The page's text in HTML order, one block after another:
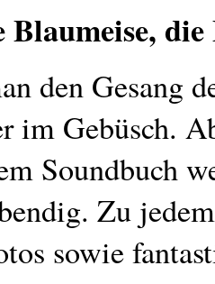
den Gesang
im Gebüsch.
Soundbuch
Zu
sowie